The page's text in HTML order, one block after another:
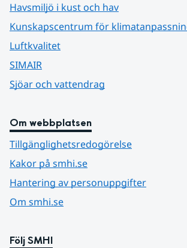
Havsmiljö i kust och hav
Kunskapscentrum för
Luftkvalitet
SIMAIR
Sjöar och vattendrag
Om webbplatsen
Tillgänglighetsredogörelse
Kakor på smhi.se
Hantering av personuppgifter
Om smhi.se
Följ SMHI